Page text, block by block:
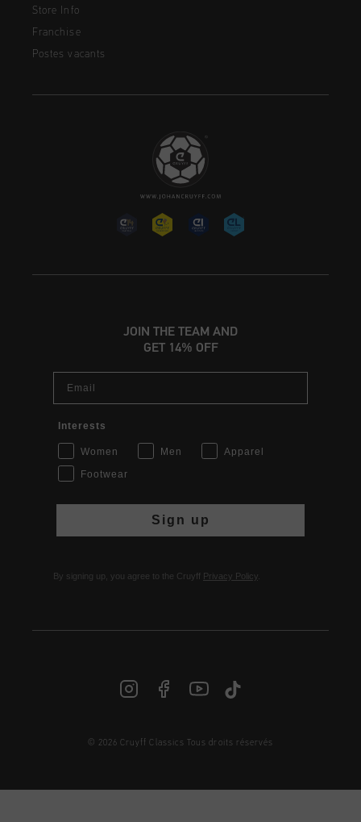
FR | € EUR
Store Info
Franchise
Postes vacants
JOIN THE TEAM AND
GET 14% OFF
Interests
Women Men
Apparel
Footwear
Sign up
By signing up, you agree to the Cruyff Privacy Policy
© 2026 Cruyff Classics Tous droits réservés